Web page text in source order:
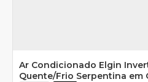
Ar Condicionado Elgin
Quente/Frio Serpentina em